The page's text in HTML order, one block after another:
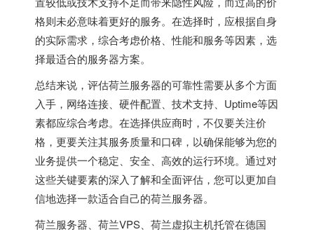
格则未必意味着更好的服务。在选择时，应根据自身
的实际需求，综合考虑价格、性能和服务等因素，选
择最适合的服务器方案。
总结来说，评估荷兰服务器的可靠性需要从多个方面
入手，网络连接、硬件配置、技术支持、Uptime等因
素都应综合考虑。在选择供应商时，不仅要关注价
格，更要关注其服务质量和口碑，以确保能够为您的
业务提供一个稳定、安全、高效的运行环境。通过对
这些关键要素的深入了解和全面评估，您可以更加自
信地选择一款适合自己的荷兰服务器。
荷兰服务器
荷兰VPS 荷兰虚拟主机托管在德国